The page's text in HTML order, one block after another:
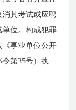
其考试或应聘
单位。构成犯罪
《事业单位公开
第35号）执